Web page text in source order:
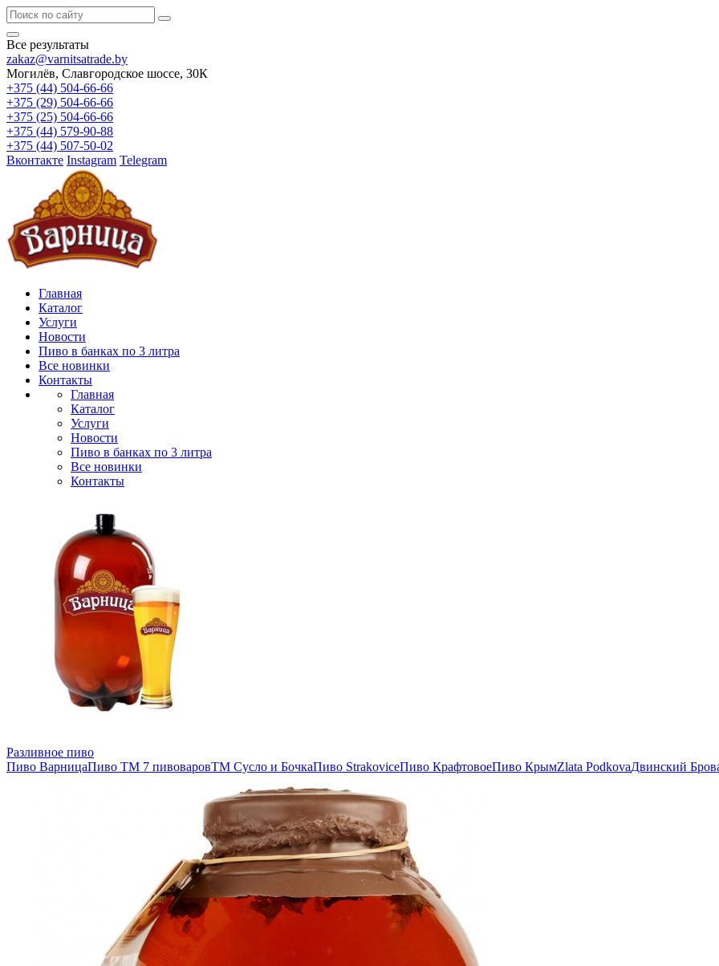
Все результаты
zakaz@varnitsatrade.by
Могилёв, Славгородское шоссе, 30К
+375 (44) 504-66-66
+375 (29) 504-66-66
+375 (25) 504-66-66
+375 (44) 579-90-88
+375 (44) 507-50-02
Вконтакте Instagram Telegram
Главная
Каталог
Услуги
Новости
Пиво в банках по 3 литра
Все новинки
Контакты
Главная
Каталог
Услуги
Новости
Пиво в банках по 3 литра
Все новинки
Контакты
Разливное пиво
Пиво ВарницаПиво ТМ 7 пивоваровТМ Сусло и БочкаПиво StrakoviceПиво КрафтовоеПиво КрымZlata PodkovaДвинский